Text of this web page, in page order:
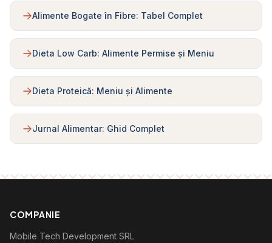
Alimente Bogate în Fibre: Tabel Complet
Dieta Low Carb: Alimente Permise și Meniu
Dieta Proteică: Meniu și Alimente
Jurnal Alimentar: Ghid Complet
COMPANIE
Mobile Tech Development SRL